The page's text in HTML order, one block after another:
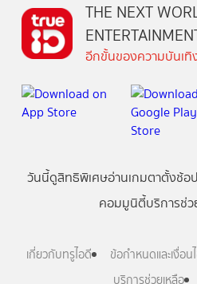
THE NEXT
อีกขั้นของความบันเทิ
วันนี้ดูสิทธิพิเศษอ่านเกมตาตั้งช้อ
คอมมูนิตี้บริการช่ว
เกี่ยวกับทรูไอดี ข้อกำหนดและเงื่อน
บริการช่วยเหลือ